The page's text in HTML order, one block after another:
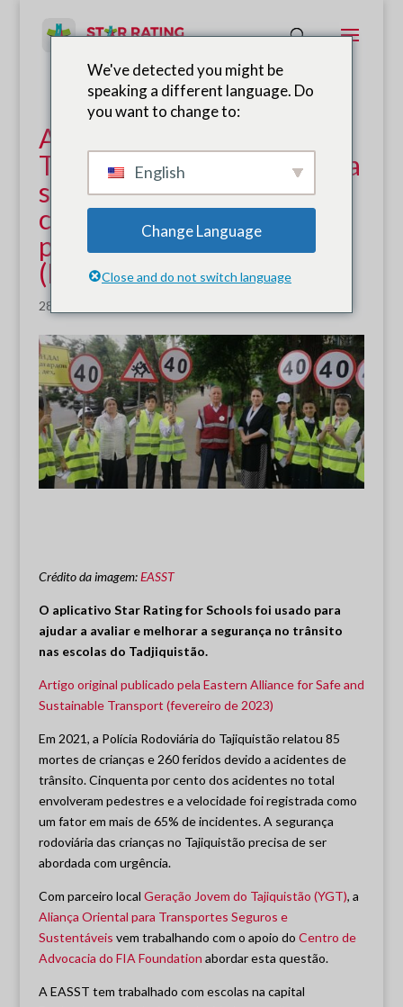
A Geração Jovem do
Tajiquistão está a abordar a
segurança rodoviária das
crianças como uma
prioridade urgente
(EASST)
28 de fevereiro de 2023
Crédito da imagem:EASST
O aplicativo Star Rating for Schools foi usado para
ajudar a avaliar e melhorar a segurança no trânsito
nas escolas do Tadjiquistão.
Artigo original publicado pela Eastern Alliance for Safe and
Sustainable Transport (fevereiro de 2023)
Em 2021, a Polícia Rodoviária do Tajiquistão relatou 85
mortes de crianças e 260 feridos devido a acidentes de
trânsito. Cinquenta por cento dos acidentes no total
envolveram pedestres e a velocidade foi registrada como
um fator em mais de 65% de incidentes. A segurança
rodoviária das crianças no Tajiquistão precisa de ser
abordada com urgência.
Com parceiro local Geração Jovem do Tajiquistão (YGT), a
Aliança Oriental para Transportes Seguros e
Sustentáveis vem trabalhando com o apoio do Centro de
Advocacia do FIA Foundation abordar esta questão.
A EASST tem trabalhado com escolas na capital
We've detected you might be
speaking a different language. Do
you want to change to:
English
Change Language
Close and do not switch language